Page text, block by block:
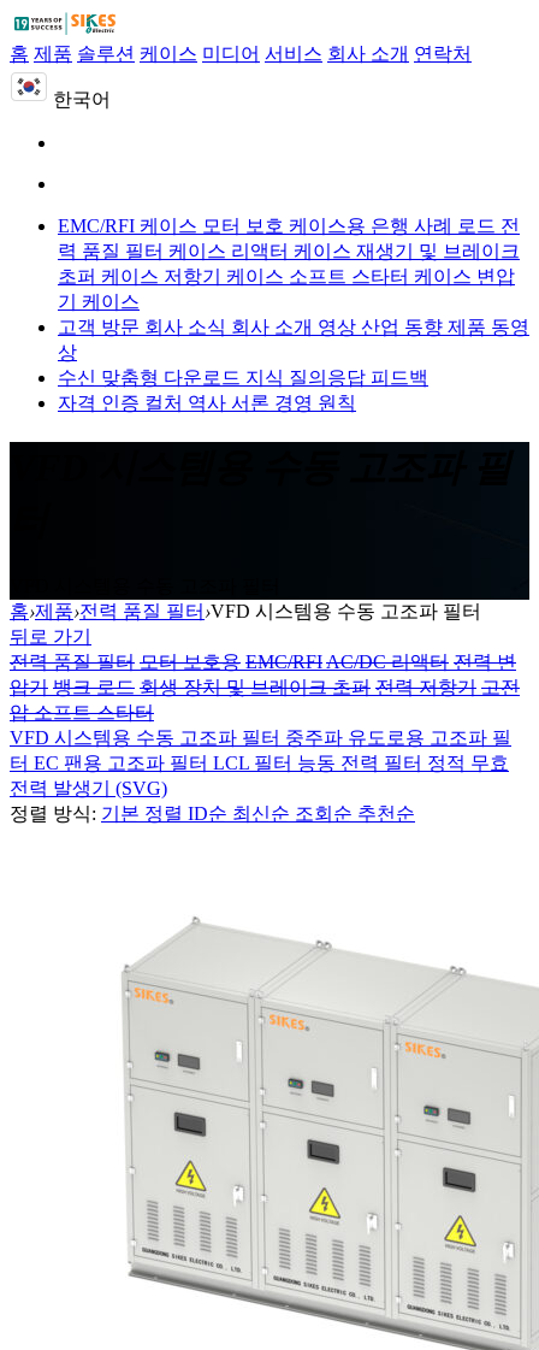
홈 제품 솔루션 케이스 미디어 서비스 회사 소개 연락처
한국어
EMC/RFI 케이스 모터 보호 케이스용 은행 사례 로드 전
력 품질 필터 케이스 리액터 케이스 재생기 및 브레이크
초퍼 케이스 저항기 케이스 소프트 스타터 케이스 변압
기 케이스
고객 방문 회사 소식 회사 소개 영상 산업 동향 제품 동영
상
수신 맞춤형 다운로드 지식 질의응답 피드백
자격 인증 컬처 역사 서론 경영 원칙
홈›제품›전력 품질 필터 ›VFD 시스템용 수동 고조파 필터
뒤로 가기
전력 품질 필터 모터 보호용 EMC/RFIAC/DC 리액터 전력 변
압기 뱅크 로드 회생 장치 및 브레이크 초퍼 전력 저항기 고전
압 소프트 스타터
VFD 시스템용 수동 고조파 필터 중주파 유도로용 고조파 필
터 EC 팬용 고조파 필터 LCL 필터 능동 전력 필터 정적 무효
전력 발생기 (SVG)
정렬 방식: 기본 정렬 ID순 최신순 조회순 추천순